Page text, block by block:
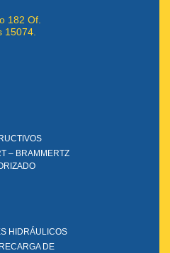
182 Of.
15074.
– BRAMMERTZ
HIDRÁULICOS
DE